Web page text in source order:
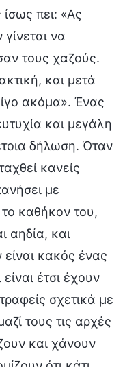
πει: «Ας
να
τους χαζούς.
και μετά
ακόμα». Ένας
και μεγάλη
δήλωση. Όταν
κανείς
με
καθήκον του,
αηδία, και
είναι κακός ένας
έτσι έχουν
σχετικά με
τους τις αρχές
και χάνουν